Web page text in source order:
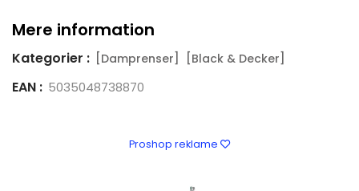
Mere information
Kategorier : [Damprenser] [Black & Decker]
EAN : 5035048738870
Proshop reklame